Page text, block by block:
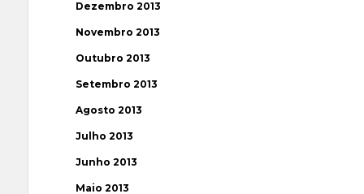
Dezembro 2013
Novembro 2013
Outubro 2013
Setembro 2013
Agosto 2013
Julho 2013
Junho 2013
Maio 2013